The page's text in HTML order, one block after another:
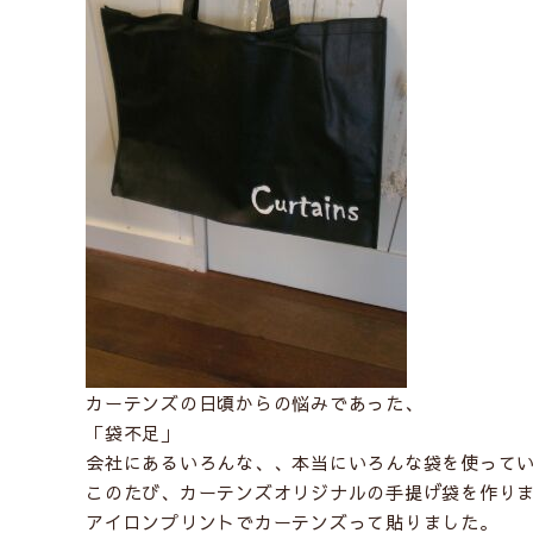
カーテンズの日頃からの悩みであった、
「袋不足」
会社にあるいろんな、、本当にいろんな袋を使ってい
このたび、カーテンズオリジナルの手提げ袋を作りま
アイロンプリントでカーテンズって貼りました。